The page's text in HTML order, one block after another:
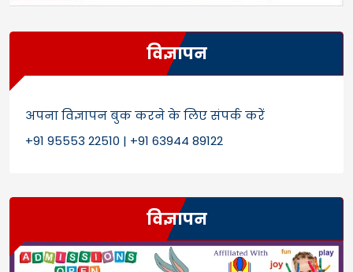
विज्ञापन
अपना विज्ञापन बुक करने के लिए संपर्क करें
+91 95553 22510 | +91 63944 89122
विज्ञापन